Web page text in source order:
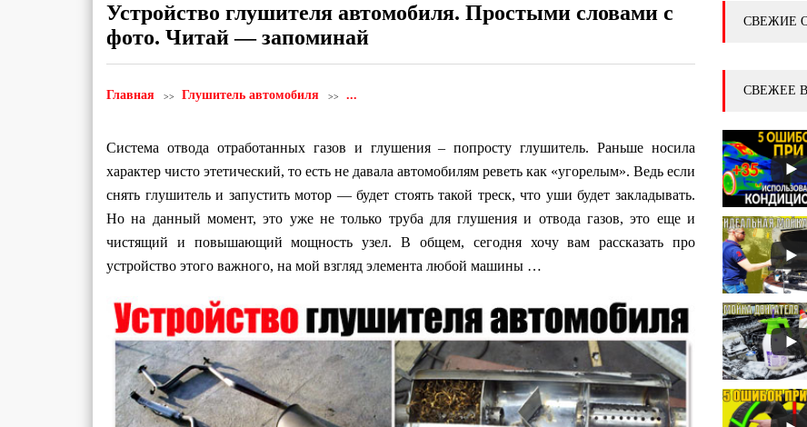
Устройство глушителя автомобиля. Простыми словами с
фото. Читай — запоминай
Главная Глушитель автомобиля ...
Система отвода отработанных газов и глушения – попросту глушитель. Раньше носила
характер чисто этетический, то есть не давала автомобилям реветь как «угорелым». Ведь если
снять глушитель и запустить мотор — будет стоять такой треск, что уши будет закладывать.
Но на данный момент, это уже не только труба для глушения и отвода газов, это еще и
чистящий и повышающий мощность узел. В общем, сегодня хочу вам рассказать про
устройство этого важного, на мой взгляд элемента любой машины …
СВЕЖИЕ
СВЕЖЕЕ